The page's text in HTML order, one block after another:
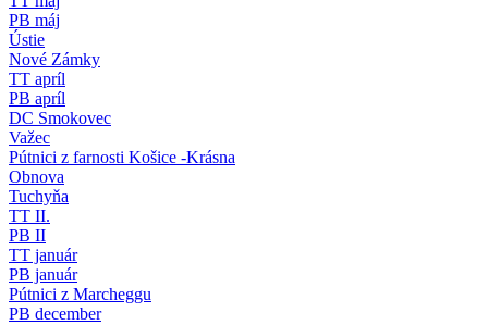
PB máj
Ústie
Nové Zámky
TT apríl
PB apríl
DC Smokovec
Važec
Pútnici z farnosti Košice -Krásna
Obnova
Tuchyňa
TT II.
PB II
TT január
PB január
Pútnici z Marcheggu
PB december